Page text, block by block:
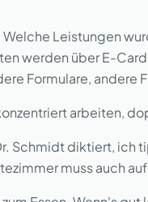
Leistungen
werden über E-
Formulare, andere
arbeiten,
Schmidt diktiert, ich
muss auch